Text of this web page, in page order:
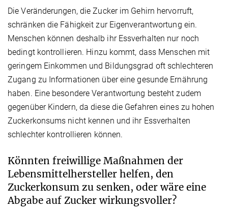
Die Veränderungen, die Zucker im Gehirn hervorruft,
schränken die Fähigkeit zur Eigenverantwortung ein.
Menschen können deshalb ihr Essverhalten nur noch
bedingt kontrollieren. Hinzu kommt, dass Menschen mit
geringem Einkommen und Bildungsgrad oft schlechteren
Zugang zu Informationen über eine gesunde Ernährung
haben. Eine besondere Verantwortung besteht zudem
gegenüber Kindern, da diese die Gefahren eines zu hohen
Zuckerkonsums nicht kennen und ihr Essverhalten
schlechter kontrollieren können.
Könnten freiwillige Maßnahmen der
Lebensmittelhersteller helfen, den
Zuckerkonsum zu senken, oder wäre eine
Abgabe auf Zucker wirkungsvoller?